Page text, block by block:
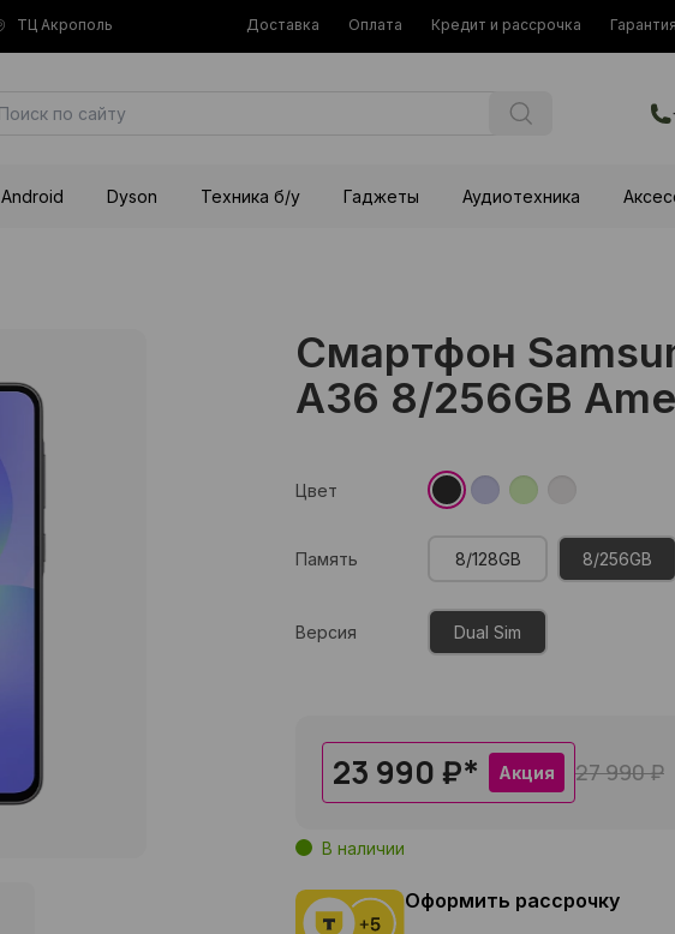
ТЦ Акрополь Доставка Оплата Кредит и рассрочка
Android Dyson Техника б/у Гаджеты Аудиотехника
Смартфон
A36 8/256GB
Цвет
Память 8/128GB 8/256GB
Версия Dual Sim
23 990 ₽* Акция 27 990 ₽
В наличии
Оформить рассрочку